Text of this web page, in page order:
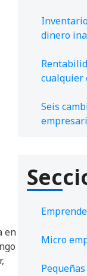
en
dinero
cualquier
Seis
Micro